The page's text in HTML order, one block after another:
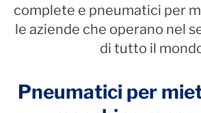
complete e pneumatici per
le aziende che operano nel
di tutto il
Pneumatici per